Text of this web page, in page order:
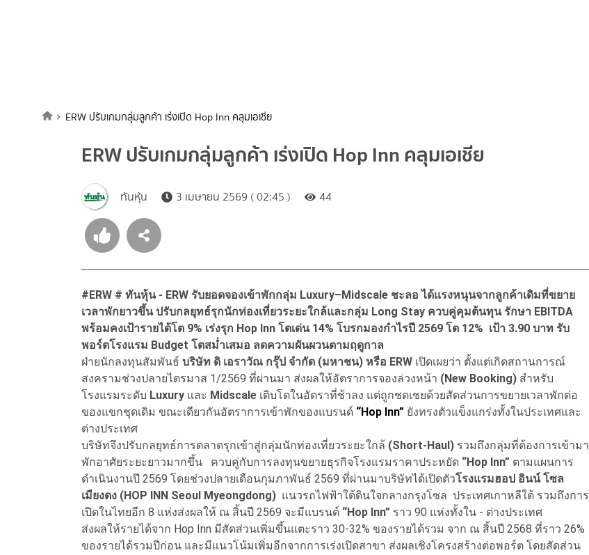
ERW ปรับเกมกลุ่มลูกค้า เร่งเปิด Hop Inn คลุมเอเชีย
ERW ปรับเกมกลุ่มลูกค้า เร่งเปิด Hop Inn คลุมเอเชีย
ทันหุ้น 3 เมษายน 2569 ( 02:45 ) 44
#ERW # ทันหุ้น - ERW รับยอดจองเข้าพักกลุ่ม Luxury–Midscale ชะลอ ได้แรงหนุนจากลูกค้าเดิมที่ขยาย
เวลาพักยาวขึ้น ปรับกลยุทธ์รุกนักท่องเที่ยวระยะใกล้และกลุ่ม Long Stay ควบคู่คุมต้นทุน รักษา EBITDA
พร้อมคงเป้ารายได้โต 9% เร่งรุก Hop Inn โตเด่น 14% โบรกมองกำไรปี 2569 โต 12% เป้า 3.90 บาท รับ
พอร์ตโรงแรม Budget โตสม่ำเสมอ ลดความผันผวนตามฤดูกาล
ฝ่ายนักลงทุนสัมพันธ์ บริษัท ดิ เอราวัณ กรุ๊ป จำกัด (มหาชน) หรือ ERW เปิดเผยว่า ตั้งแต่เกิดสถานการณ์
สงครามช่วงปลายไตรมาส 1/2569 ที่ผ่านมา ส่งผลให้อัตราการจองล่วงหน้า (New Booking) สำหรับ
โรงแรมระดับ Luxury และ Midscale เติบโตในอัตราที่ช้าลง แต่ถูกชดเชยด้วยสัดส่วนการขยายเวลาพักต่อ
ของแขกชุดเดิม ขณะเดียวกันอัตราการเข้าพักของแบรนด์ “Hop Inn” ยังทรงตัวแข็งแกร่งทั้งในประเทศและ
ต่างประเทศ
บริษัทจึงปรับกลยุทธ์การตลาดรุกเข้าสู่กลุ่มนักท่องเที่ยวระยะใกล้ (Short-Haul) รวมถึงกลุ่มที่ต้องการเข้ามา
พักอาศัยระยะยาวมากขึ้น ควบคู่กับการลงทุนขยายธุรกิจโรงแรมราคาประหยัด “Hop Inn” ตามแผนการ
ดำเนินงานปี 2569 โดยช่วงปลายเดือนกุมภาพันธ์ 2569 ที่ผ่านมาบริษัทได้เปิดตัวโรงแรมฮอป อินน์ โซล
เมียงดง (HOP INN Seoul Myeongdong) แนวรถไฟฟ้าใต้ดินใจกลางกรุงโซล ประเทศเกาหลีใต้ รวมถึงการ
เปิดในไทยอีก 8 แห่งส่งผลให้ ณ สิ้นปี 2569 จะมีแบรนด์ “Hop Inn” ราว 90 แห่งทั้งใน - ต่างประเทศ
ส่งผลให้รายได้จาก Hop Inn มีสัดส่วนเพิ่มขึ้นแตะราว 30-32% ของรายได้รวม จาก ณ สิ้นปี 2568 ที่ราว 26%
ของรายได้รวมปีก่อน และมีแนวโน้มเพิ่มอีกจากการเร่งเปิดสาขา ส่งผลเชิงโครงสร้างต่อพอร์ต โดยสัดส่วน